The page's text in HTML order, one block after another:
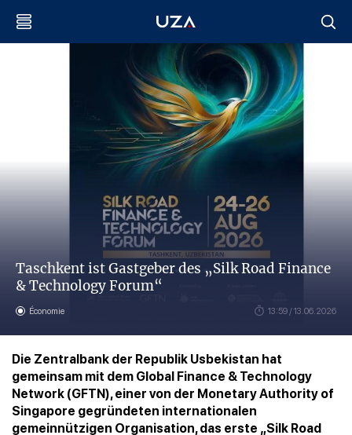
Taschkent ist Gastgeber des „Silk Road Finance
& Technology Forum“
Économie 13:59 / 13.06.2026
Die Zentralbank der Republik Usbekistan hat
gemeinsam mit dem Global Finance & Technology
Network (GFTN), einer von der Monetary Authority of
Singapore gegründeten internationalen
gemeinnützigen Organisation, das erste „Silk Road